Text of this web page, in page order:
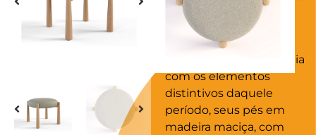
O Banco Pantalona foi
inspirada no estilo e
vestimentas clássicas
dos anos 70. Em sintonia
com os elementos
distintivos daquele
período, seus pés em
madeira maciça, com